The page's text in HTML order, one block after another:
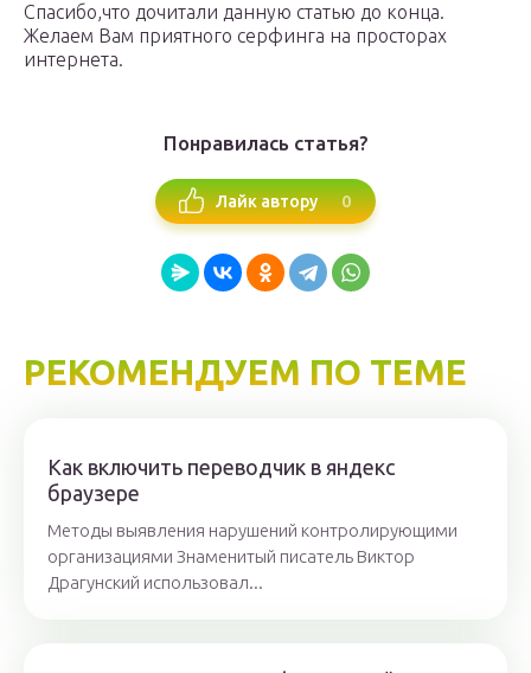
Спасибо,что дочитали данную статью до конца.
Желаем Вам приятного серфинга на просторах
интернета.
Понравилась статья?
Лайк автору 0
РЕКОМЕНДУЕМ ПО ТЕМЕ
Как включить переводчик в яндекс
браузере
Методы выявления нарушений контролирующими
организациями Знаменитый писатель Виктор
Драгунский использовал...